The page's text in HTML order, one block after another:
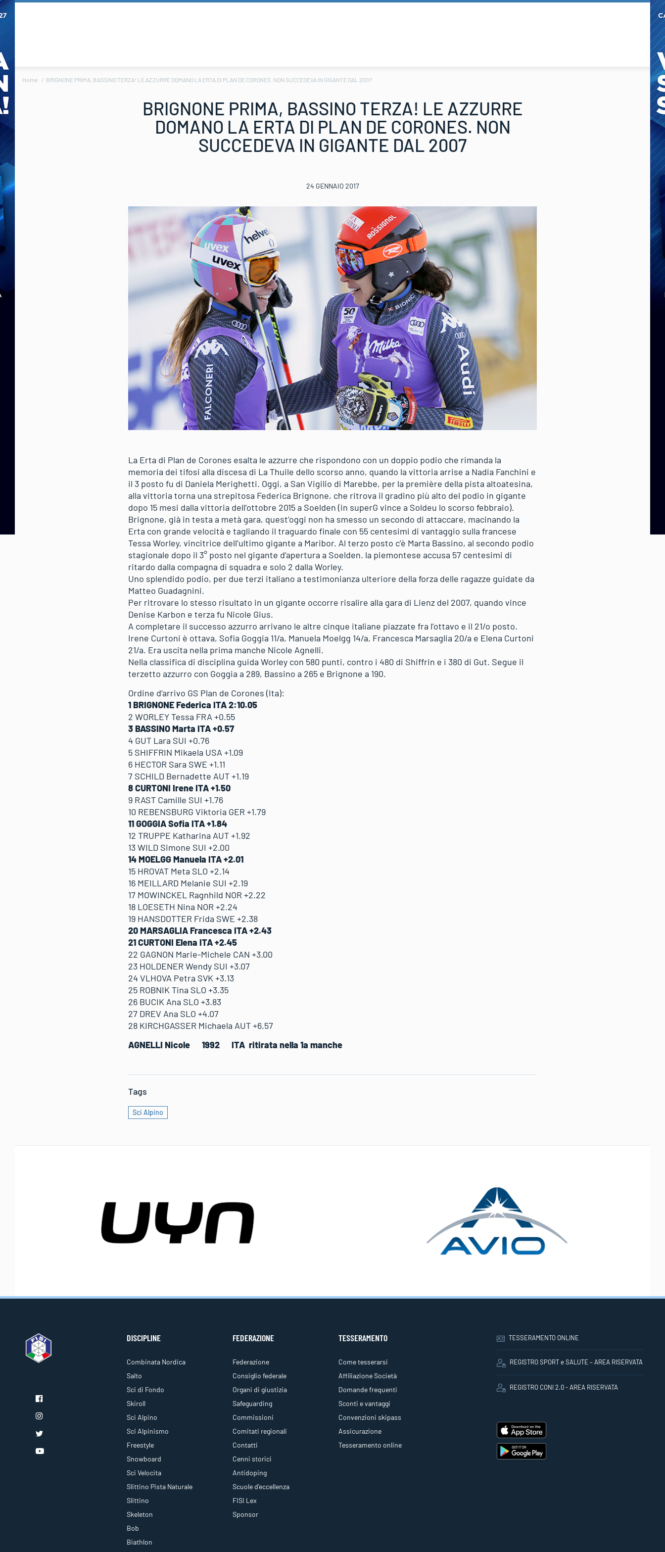
Home BRIGNONE PRIMA, BASSINO TERZA! LE AZZURRE DOMANO LA ERTA DI PLAN DE CORONES. NON SUCCEDEVA IN GIGANTE DAL 2007
BRIGNONE PRIMA, BASSINO TERZA! LE AZZURRE
DOMANO LA ERTA DI PLAN DE CORONES. NON
SUCCEDEVA IN GIGANTE DAL 2007
24 GENNAIO 2017
La Erta di Plan de Corones esalta le azzurre che rispondono con un doppio podio che rimanda la
memoria dei tifosi alla discesa di La Thuile dello scorso anno, quando la vittoria arrise a Nadia Fanchini e
il 3 posto fu di Daniela Merighetti. Oggi, a San Vigilio di Marebbe, per la première della pista altoatesina,
alla vittoria torna una strepitosa Federica Brignone, che ritrova il gradino più alto del podio in gigante
dopo 15 mesi dalla vittoria dell’ottobre 2015 a Soelden (in superG vince a Soldeu lo scorso febbraio).
Brignone, già in testa a metà gara, quest’oggi non ha smesso un secondo di attaccare, macinando la
Erta con grande velocità e tagliando il traguardo finale con 55 centesimi di vantaggio sulla francese
Tessa Worley, vincitrice dell’ultimo gigante a Maribor. Al terzo posto c’è Marta Bassino, al secondo podio
stagionale dopo il 3° posto nel gigante d’apertura a Soelden. la piemontese accusa 57 centesimi di
ritardo dalla compagna di squadra e solo 2 dalla Worley.
Uno splendido podio, per due terzi italiano a testimonianza ulteriore della forza delle ragazze guidate da
Matteo Guadagnini.
Per ritrovare lo stesso risultato in un gigante occorre risalire alla gara di Lienz del 2007, quando vince
Denise Karbon e terza fu Nicole Gius.
A completare il successo azzurro arrivano le altre cinque italiane piazzate fra l’ottavo e il 21/o posto.
Irene Curtoni è ottava, Sofia Goggia 11/a, Manuela Moelgg 14/a, Francesca Marsaglia 20/a e Elena Curtoni
21/a. Era uscita nella prima manche Nicole Agnelli.
Nella classifica di disciplina guida Worley con 580 punti, contro i 480 di Shiffrin e i 380 di Gut. Segue il
terzetto azzurro con Goggia a 289, Bassino a 265 e Brignone a 190.
Ordine d’arrivo GS Plan de Corones (Ita):
1 BRIGNONE Federica ITA 2:10.05
2 WORLEY Tessa FRA +0.55
3 BASSINO Marta ITA +0.57
4 GUT Lara SUI +0.76
5 SHIFFRIN Mikaela USA +1.09
6 HECTOR Sara SWE +1.11
7 SCHILD Bernadette AUT +1.19
8 CURTONI Irene ITA +1.50
9 RAST Camille SUI +1.76
10 REBENSBURG Viktoria GER +1.79
11 GOGGIA Sofia ITA +1.84
12 TRUPPE Katharina AUT +1.92
13 WILD Simone SUI +2.00
14 MOELGG Manuela ITA +2.01
15 HROVAT Meta SLO +2.14
16 MEILLARD Melanie SUI +2.19
17 MOWINCKEL Ragnhild NOR +2.22
18 LOESETH Nina NOR +2.24
19 HANSDOTTER Frida SWE +2.38
20 MARSAGLIA Francesca ITA +2.43
21 CURTONI Elena ITA +2.45
22 GAGNON Marie-Michele CAN +3.00
23 HOLDENER Wendy SUI +3.07
24 VLHOVA Petra SVK +3.13
25 ROBNIK Tina SLO +3.35
26 BUCIK Ana SLO +3.83
27 DREV Ana SLO +4.07
28 KIRCHGASSER Michaela AUT +6.57
AGNELLI Nicole 1992 ITA ritirata nella 1a manche
Tags
Sci Alpino
DISCIPLINE
Combinata Nordica
Salto
Sci di Fondo
Skiroll
Sci Alpino
Sci Alpinismo
Freestyle
Snowboard
Sci Velocita
Slittino Pista Naturale
Slittino
Skeleton
Bob
Biathlon
FEDERAZIONE
Federazione
Consiglio federale
Organi di giustizia
Safeguarding
Commissioni
Comitati regionali
Contatti
Cenni storici
Antidoping
Scuole d'eccellenza
FISI Lex
Sponsor
TESSERAMENTO
Come tesserarsi
Affiliazione Società
Domande frequenti
Sconti e vantaggi
Convenzioni skipass
Assicurazione
Tesseramento online
TESSERAMENTO ONLINE
REGISTRO SPORT e SALUTE – AREA RISERVATA
REGISTRO CONI 2.0 - AREA RISERVATA